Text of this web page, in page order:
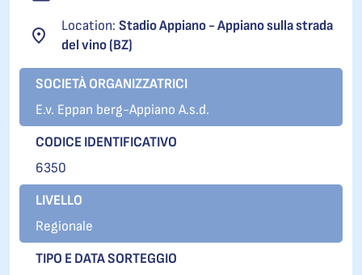
Location: Stadio Appiano - Appiano sulla strada
del vino (BZ)
SOCIETÀ ORGANIZZATRICI
E.v. Eppan berg-Appiano A.s.d.
CODICE IDENTIFICATIVO
6350
LIVELLO
Regionale
TIPO E DATA SORTEGGIO